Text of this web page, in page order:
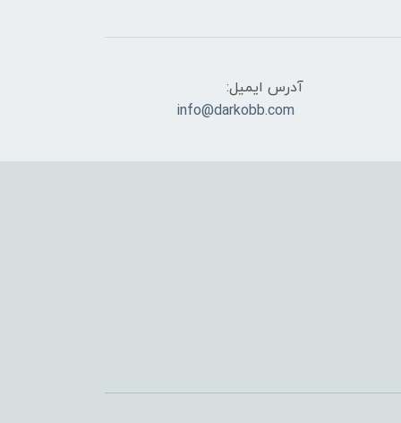
آدرس ایمیل:
info@darkobb.com